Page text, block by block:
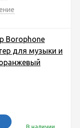
Borophone
для музыки и
В наличии